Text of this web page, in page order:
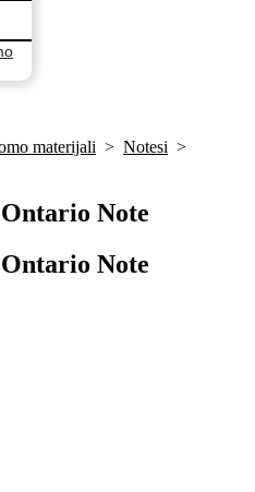
materijali > Notesi >
Note
Note